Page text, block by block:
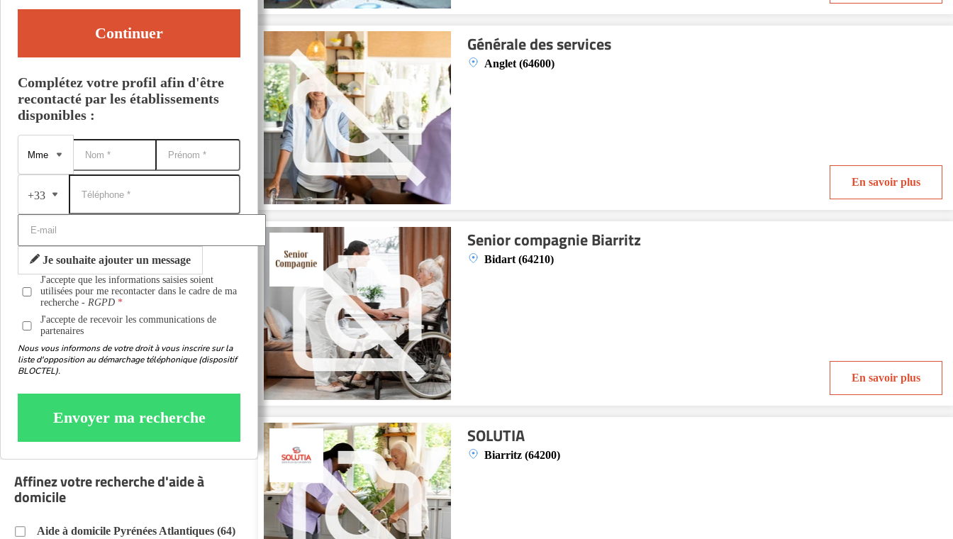
Générale des services
Anglet (64600)
En savoir plus
Senior compagnie Biarritz
Bidart (64210)
En savoir plus
SOLUTIA
Biarritz (64200)
Continuer
Complétez votre profil afin d'être
recontacté par les établissements
disponibles :
+33
Je souhaite ajouter un message
J'accepte que les informations saisies soient
utilisées pour me recontacter dans le cadre de ma
recherche - RGPD
J'accepte de recevoir les communications de
partenaires
Nous vous informons de votre droit à vous inscrire sur la
liste d'opposition au démarchage téléphonique (dispositif
BLOCTEL).
Envoyer ma recherche
Affinez votre recherche d'aide à
domicile
Aide à domicile Pyrénées Atlantiques (64)